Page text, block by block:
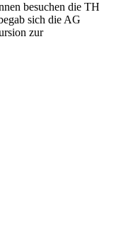
besuchen die TH
sich die AG
zur